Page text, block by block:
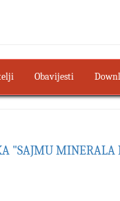
Obavijesti
"SAJMU MINERALA